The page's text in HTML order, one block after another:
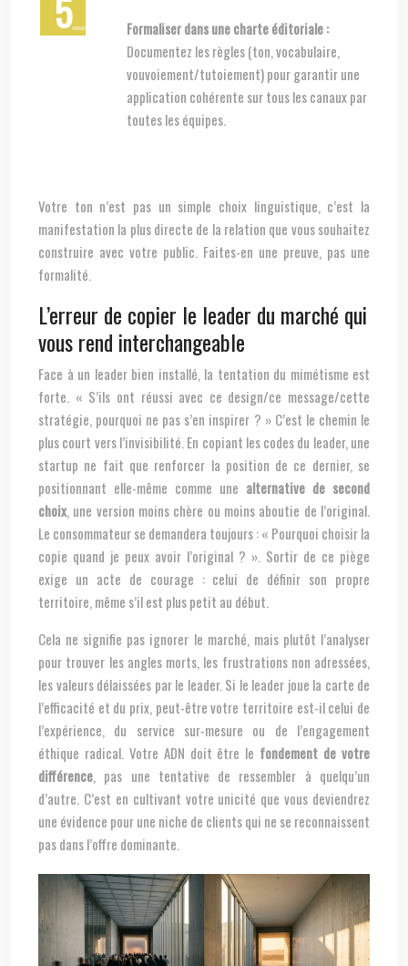
Formaliser dans une charte éditoriale :
Documentez les règles (ton, vocabulaire,
vouvoiement/tutoiement) pour garantir une
application cohérente sur tous les canaux par
toutes les équipes.
Votre ton n’est pas un simple choix linguistique, c’est la
manifestation la plus directe de la relation que vous souhaitez
construire avec votre public. Faites-en une preuve, pas une
formalité.
L’erreur de copier le leader du marché qui
vous rend interchangeable
Face à un leader bien installé, la tentation du mimétisme est
forte. « S’ils ont réussi avec ce design/ce message/cette
stratégie, pourquoi ne pas s’en inspirer ? » C’est le chemin le
plus court vers l’invisibilité. En copiant les codes du leader, une
startup ne fait que renforcer la position de ce dernier, se
positionnant elle-même comme une alternative de second
choix , une version moins chère ou moins aboutie de l’original.
Le consommateur se demandera toujours : « Pourquoi choisir la
copie quand je peux avoir l’original ? ». Sortir de ce piège
exige un acte de courage : celui de définir son propre
territoire, même s’il est plus petit au début.
Cela ne signifie pas ignorer le marché, mais plutôt l’analyser
pour trouver les angles morts, les frustrations non adressées,
les valeurs délaissées par le leader. Si le leader joue la carte de
l’efficacité et du prix, peut-être votre territoire est-il celui de
l’expérience, du service sur-mesure ou de l’engagement
éthique radical. Votre ADN doit être le fondement de votre
différence , pas une tentative de ressembler à quelqu’un
d’autre. C’est en cultivant votre unicité que vous deviendrez
une évidence pour une niche de clients qui ne se reconnaissent
pas dans l’offre dominante.